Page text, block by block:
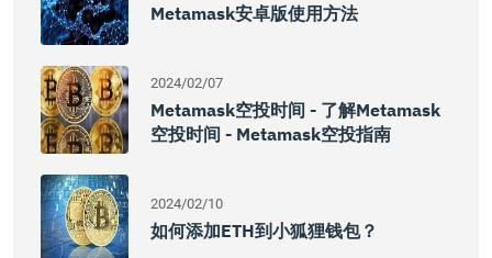
Metamask安卓版使用方法
2024/02/07
Metamask空投时间 - 了解Metamask
空投时间 - Metamask空投指南
2024/02/10
如何添加ETH到小狐狸钱包？